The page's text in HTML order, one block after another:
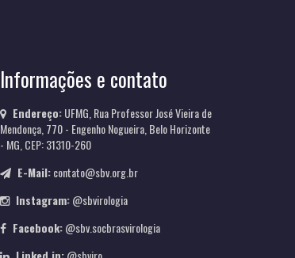
Informações e contato
Endereço:UFMG, Rua Professor José Vieira de
Mendonça, 770 - Engenho Nogueira, Belo Horizonte
- MG, CEP: 31310-260
E-Mail:contato@sbv.org.br
Instagram:@sbvirologia
Facebook:@sbv.socbrasvirologia